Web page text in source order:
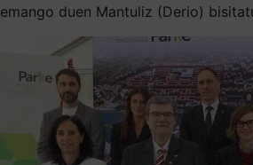
emango duen Mantuliz (Derio)